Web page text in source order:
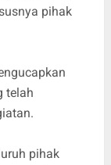
pihak
telah
pihak